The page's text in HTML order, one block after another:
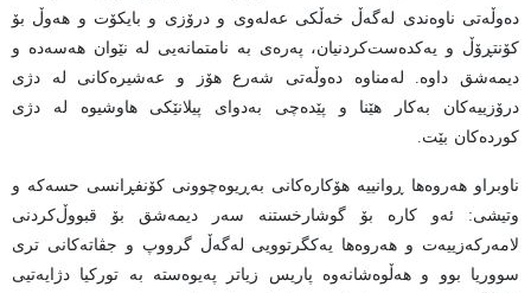
دەوڵەتی ناوەندی لەگەڵ خەڵکی عەلەوی و درۆزی و بایکۆت و هەوڵ بۆ
کۆنتڕۆڵ و یەکدەست‌کردنیان، پەرەی بە نامتمانەیی لە نێوان هەسەدە و
دیمەشق داوە. لەمناوە دەوڵەتی شەرع هۆز و عەشیرەکانی لە دژی
درۆزییەکان بەکار هێنا و پێدەچی بەدوای پیلانێکی هاوشیوە لە دژی
کوردەکان بێت.
ناوبراو هەروەها ڕوانییە هۆکارەکانی بەڕیوەچوونی کۆنفڕانسی حسەکە و
وتیشی: ئەو کارە بۆ گوشارخستنە سەر دیمەشق بۆ قبووڵ‌کردنی
لامەرکەزییەت و هەروەها یەکگرتوویی لەگەڵ گرووپ و جڤاتەکانی تری
سووریا بوو و هەڵوەشانەوە پاریس زیاتر پەیوەستە بە تورکیا دژایەتیی